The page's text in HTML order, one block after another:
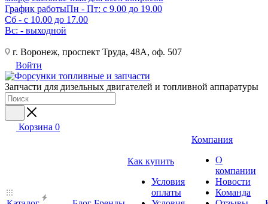
График работыПн - Пт: с 9.00 до 19.00
Сб - с 10.00 до 17.00
Вс: - выходной
г. Воронеж, проспект Труда, 48А, оф. 507
Войти
Запчасти для дизельных двигателей и топливной аппаратуры
Корзина 0
Как купить
Условия
оплаты
Компания
О
компании
Новости
Команда